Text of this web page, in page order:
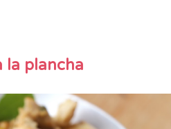
la plancha